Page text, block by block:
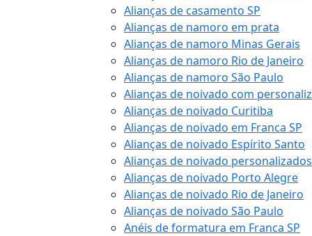
Alianças de casamento SP
Alianças de namoro em prata
Alianças de namoro Minas Gerais
Alianças de namoro Rio de Janeiro
Alianças de namoro São Paulo
Alianças de noivado com
Alianças de noivado Curitiba
Alianças de noivado em Franca SP
Alianças de noivado Espírito Santo
Alianças de noivado personalizados
Alianças de noivado Porto Alegre
Alianças de noivado Rio de Janeiro
Alianças de noivado São Paulo
Anéis de formatura em Franca SP